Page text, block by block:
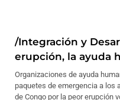
/Integración y
erupción, la ayuda
Organizaciones de ayuda
paquetes de emergencia a los
de Congo por la peor erupción